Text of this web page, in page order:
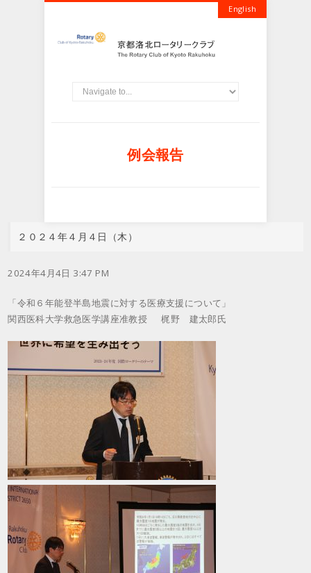
English
例会報告
２０２４年４月４日（木）
2024年4月4日 3:47 PM
「令和６年能登半島地震に対する医療支援について」
関西医科大学救急医学講座准教授 梶野 建太郎氏